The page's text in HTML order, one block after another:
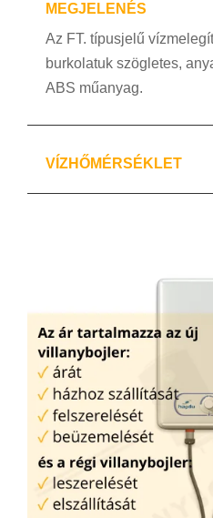
MEGJELENÉS
Az FT. típusjelű
burkolatuk szögletes,
ABS műanyag.
VÍZHŐMÉRSÉKLET